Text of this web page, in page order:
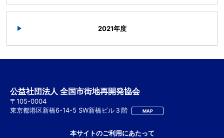
2021年度
本サイトのご利用にあたって
公益社団法人 全国市街地再開発協会
〒105-0004
東京都港区新橋6-14-5 SW新橋ビル３階
MAP